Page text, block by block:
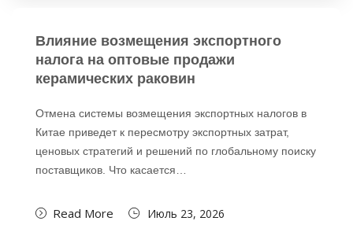
Влияние возмещения экспортного
налога на оптовые продажи
керамических раковин
Отмена системы возмещения экспортных налогов в
Китае приведет к пересмотру экспортных затрат,
ценовых стратегий и решений по глобальному поиску
поставщиков. Что касается…
Read More Июль 23, 2026